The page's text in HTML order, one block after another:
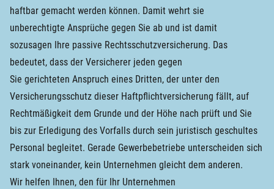
haftbar gemacht werden können. Damit wehrt sie
unberechtigte Ansprüche gegen Sie ab und ist damit
sozusagen Ihre passive Rechtsschutzversicherung. Das
bedeutet, dass der Versicherer jeden gegen
Sie gerichteten Anspruch eines Dritten, der unter den
Versicherungsschutz dieser Haftpflichtversicherung fällt, auf
Rechtmäßigkeit dem Grunde und der Höhe nach prüft und Sie
bis zur Erledigung des Vorfalls durch sein juristisch geschultes
Personal begleitet. Gerade Gewerbebetriebe unterscheiden sich
stark voneinander, kein Unternehmen gleicht dem anderen.
Wir helfen Ihnen, den für Ihr Unternehmen